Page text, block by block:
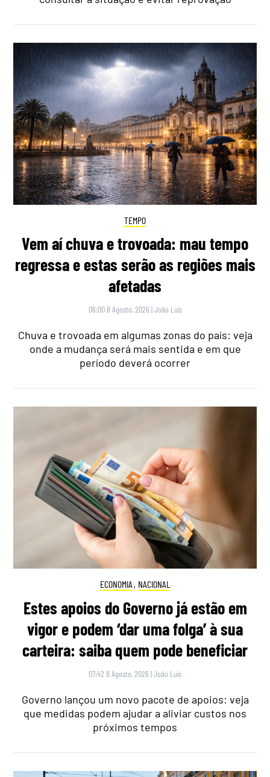
TEMPO
Vem aí chuva e trovoada: mau tempo
regressa e estas serão as regiões mais
afetadas
06:00 8 Agosto, 2026 |João Luís
Chuva e trovoada em algumas zonas do país: veja
onde a mudança será mais sentida e em que
período deverá ocorrer
ECONOMIA , NACIONAL
Estes apoios do Governo já estão em
vigor e podem ‘dar uma folga’ à sua
carteira: saiba quem pode beneficiar
07:42 8 Agosto, 2026 |João Luís
Governo lançou um novo pacote de apoios: veja
que medidas podem ajudar a aliviar custos nos
próximos tempos